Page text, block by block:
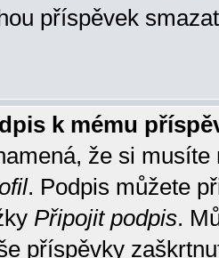
příspěvek
k mému
že si
. Podpis můžete
Připojit podpis.
příspěvky